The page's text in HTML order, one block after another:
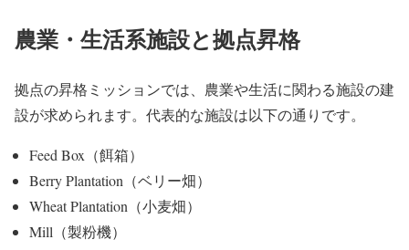
農業・生活系施設と拠点昇格
拠点の昇格ミッションでは、農業や生活に関わる施設の建
設が求められます。代表的な施設は以下の通りです。
Feed Box（餌箱）
Berry Plantation（ベリー畑）
Wheat Plantation（小麦畑）
Mill（製粉機）